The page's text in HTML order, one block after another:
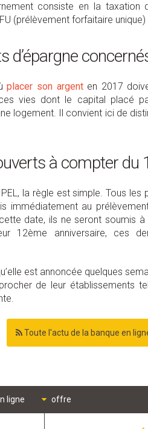
consiste en la taxation
(prélèvement forfaitaire
d’épargne
placer son argenten 2017
vies dont le capital placé
logement. Il convient ici de
à compter du
la règle est simple. Tous
immédiatement au
date, ils ne seront soumis
12ème anniversaire, ces
est annoncée quelques
de leur établissements
Toute l'actu de la banque en
ligne offre